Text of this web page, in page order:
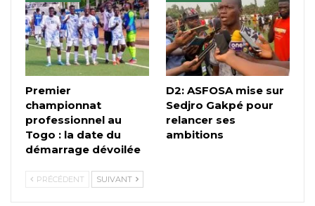
Premier
championnat
professionnel au
Togo : la date du
démarrage dévoilée
D2: ASFOSA mise sur
Sedjro Gakpé pour
relancer ses
ambitions
PRÉCÉDENT SUIVANT